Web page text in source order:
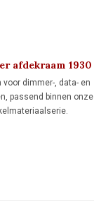
afdekraam 1930
dimmer-, data- en
passend binnen onze
een authentieke